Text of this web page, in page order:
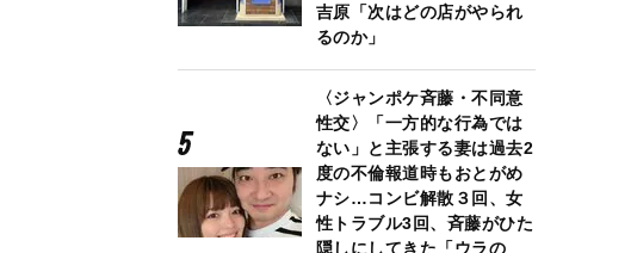
吉原「次はどの店がやられ
るのか」
〈ジャンポケ斉藤・不同意
性交〉「一方的な行為では
ない」と主張する妻は過去2
度の不倫報道時もおとがめ
ナシ…コンビ解散３回、女
性トラブル3回、斉藤がひた
隠しにしてきた「ウラの